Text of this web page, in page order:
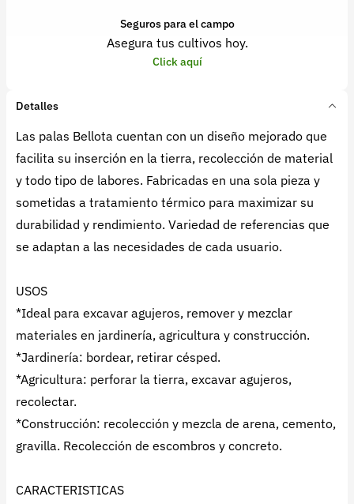
Seguros para el campo
Asegura tus cultivos hoy.
Click aquí
Detalles
Las palas Bellota cuentan con un diseño mejorado que
facilita su inserción en la tierra, recolección de material
y todo tipo de labores. Fabricadas en una sola pieza y
sometidas a tratamiento térmico para maximizar su
durabilidad y rendimiento. Variedad de referencias que
se adaptan a las necesidades de cada usuario.
USOS
*Ideal para excavar agujeros, remover y mezclar
materiales en jardinería, agricultura y construcción.
*Jardinería: bordear, retirar césped.
*Agricultura: perforar la tierra, excavar agujeros,
recolectar.
*Construcción: recolección y mezcla de arena, cemento,
gravilla. Recolección de escombros y concreto.
CARACTERISTICAS